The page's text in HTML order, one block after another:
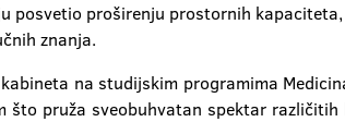
posvetio proširenju prostornih
znanja.
na studijskim programima
što pruža sveobuhvatan spektar